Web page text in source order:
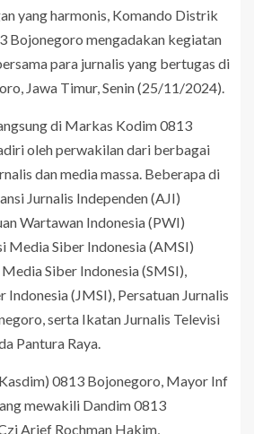
yang harmonis, Komando Distrik
Bojonegoro mengadakan kegiatan
para jurnalis yang bertugas di
Jawa Timur, Senin (25/11/2024).
di Markas Kodim 0813
oleh perwakilan dari berbagai
dan media massa. Beberapa di
Jurnalis Independen (AJI)
Wartawan Indonesia (PWI)
Media Siber Indonesia (AMSI)
Siber Indonesia (SMSI),
Indonesia (JMSI), Persatuan Jurnalis
serta Ikatan Jurnalis Televisi
Pantura Raya.
0813 Bojonegoro, Mayor Inf
mewakili Dandim 0813
Arief Rochman Hakim,